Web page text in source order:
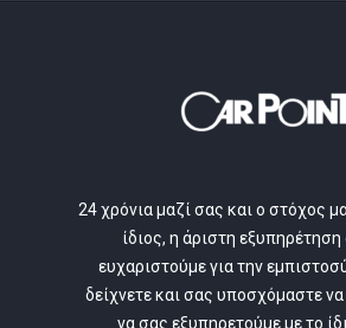
24 χρόνια μαζί σας και ο στόχος
ίδιος, η άριστη
ευχαριστούμε για την
δείχνετε και σας υποσχόμαστε
να σας εξυπηρετούμε με το